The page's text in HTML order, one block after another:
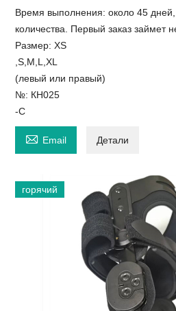
Время выполнения: около 45 дней,
количества. Первый заказ займет
Размер: XS
,S,M,L,XL
(левый или правый)
№: КН025
-C
 Email Детали
горячий